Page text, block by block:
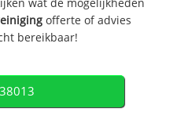
offerte of advies
bereikbaar!